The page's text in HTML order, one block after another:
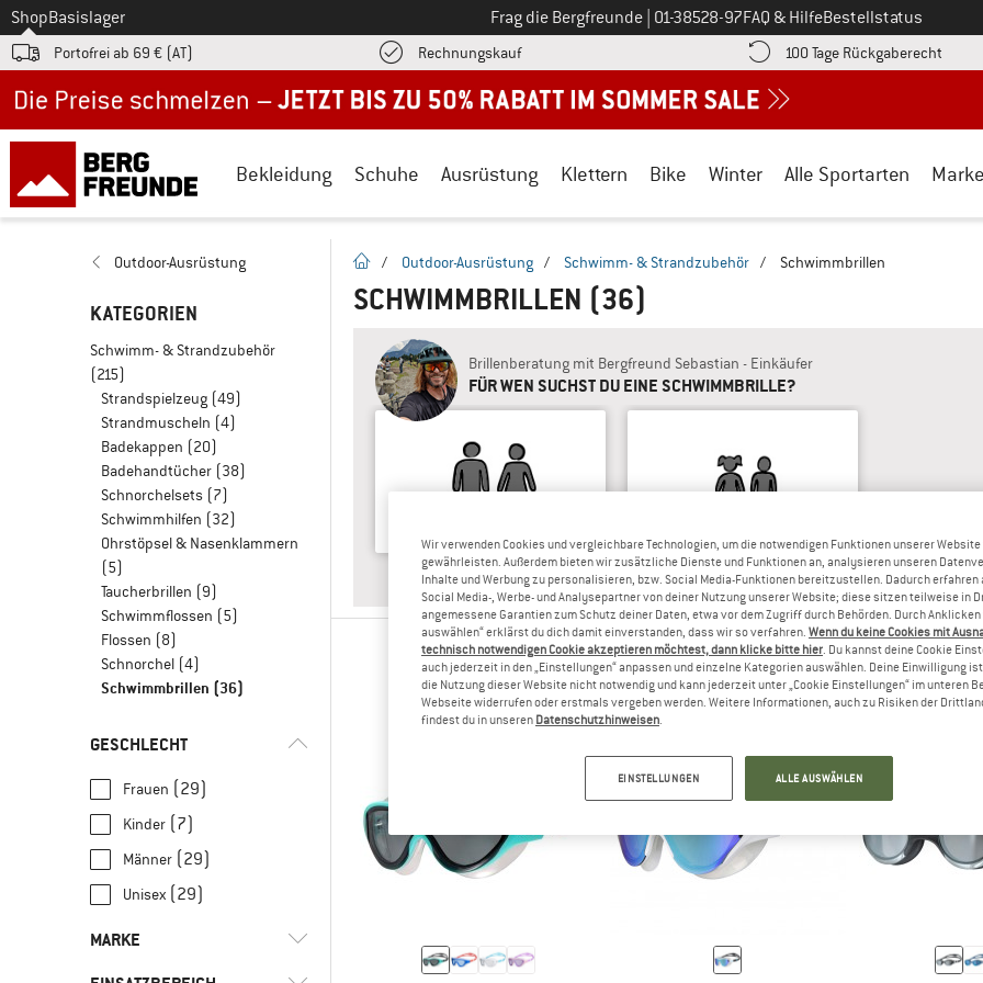
Zum
ShopBasislager Frag die Bergfreunde Ruf uns an unter
01-38528-97FAQ & HilfeBestellstatus
Portofrei ab 69 € (AT) RechnungskaufFinde die Zahlungs-Infos hier! Öffnet sich in einer Infobox
100 Tage Rückgaberecht
Bekleidung Schuhe Ausrüstung Klettern Bike Winter Alle Sportarten
Outdoor-Ausrüstung
KATEGORIEN
Schwimm- & Strandzubehör
(215)
Strandspielzeug (49)
Strandmuscheln (4)
Badekappen (20)
Badehandtücher (38)
Schnorchelsets (7)
Schwimmhilfen (32)
Ohrstöpsel & Nasenklammern
(5)
Taucherbrillen (9)
Schwimmflossen (5)
Flossen (8)
Schnorchel (4)
Schwimmbrillen (36)
GESCHLECHT
Frauen (29)
Kinder (7)
Männer (29)
Unisex (29)
MARKE
Startseite
/ Outdoor-Ausrüstung / Schwimm- & Strandzubehör / Schwimmbrillen
SCHWIMMBRILLEN (36)
Brillenberatung mit Bergfreund Sebastian - Einkäufer
FÜR WEN SUCHST DU EINE SCHWIMMBRILLE?
ANTWORT
ERWACHSENE ANTWORT
KINDER
Wir verwenden Cookies und vergleichbare Technologien, um die notwendigen Funktionen unserer Website
gewährleisten. Außerdem bieten wir zusätzliche Dienste und Funktionen an, analysieren unseren
Inhalte und Werbung zu personalisieren, bzw. Social Media-Funktionen bereitzustellen. Dadurch erfahren
Social Media-, Werbe- und Analysepartner von deiner Nutzung unserer Website; diese sitzen teilweise in
angemessene Garantien zum Schutz deiner Daten, etwa vor dem Zugriff durch Behörden. Durch Anklicken
auswählen“ erklärst du dich damit einverstanden, dass wir so verfahren. Wenn du keine Cookies mit
technisch notwendigen Cookie akzeptieren möchtest, dann klicke bitte hier. Du kannst deine Cookie
auch jederzeit in den „Einstellungen“ anpassen und einzelne Kategorien auswählen. Deine Einwilligung
die Nutzung dieser Website nicht notwendig und kann jederzeit unter „Cookie Einstellungen“ im unteren
Webseite widerrufen oder erstmals vergeben werden. Weitere Informationen, auch zu Risiken der
findest du in unseren Datenschutzhinweisen.
EINSTELLUNGEN ALLE AUSWÄHLEN